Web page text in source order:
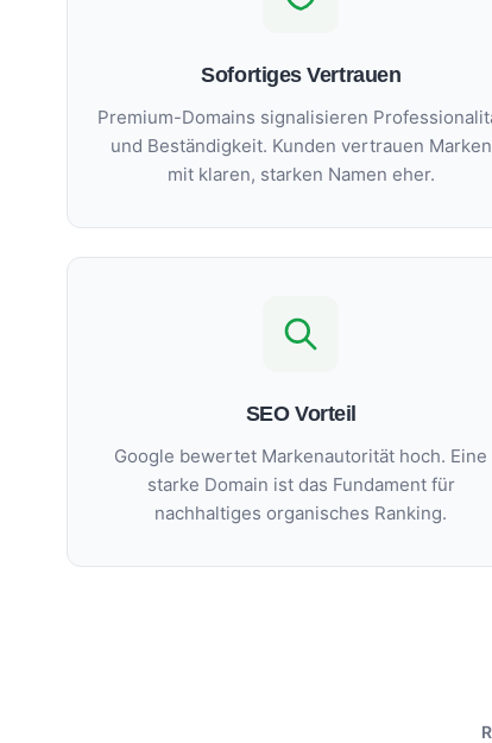
Sofortiges Vertrauen
Premium-Domains signalisieren
und Beständigkeit. Kunden vertrauen Marken
mit klaren, starken Namen eher.
SEO Vorteil
Google bewertet Markenautorität hoch. Eine
starke Domain ist das Fundament für
nachhaltiges organisches Ranking.